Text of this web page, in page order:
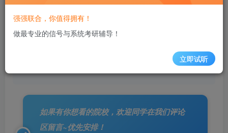
姐分享上岸经验！每次公开课前，将收集同学们对
具体院校或专业课的疑问，会在直播中
大家在下面填表扫码预约
希望大家在直播公开课中能有所收获，好好规划，
如果有你想看的院校，欢迎同学在我们评论
区留言~优先安排！
强强联合，你值得拥有！
做最专业的信号与系统考研辅导！
立即试听